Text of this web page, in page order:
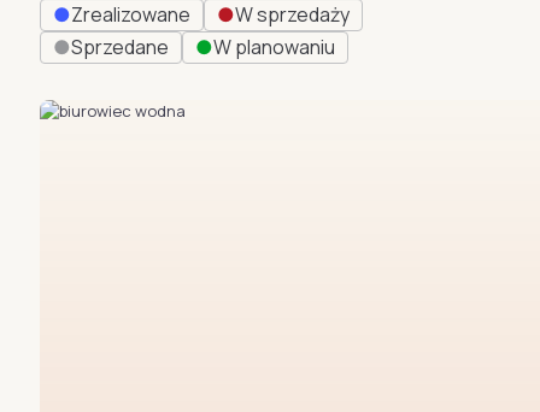
●Zrealizowane ●W sprzedaży
●Sprzedane ●W planowaniu